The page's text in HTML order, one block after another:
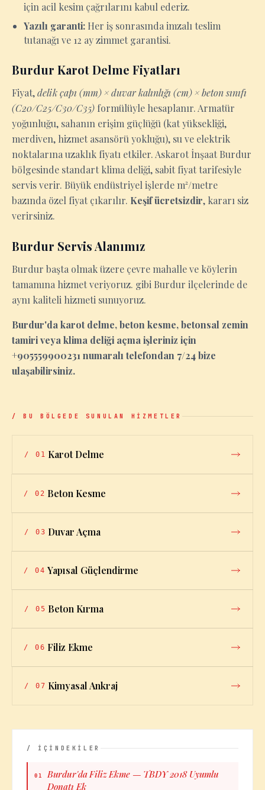
için acil kesim çağrılarını kabul ederiz.
Yazılı garanti: Her iş sonrasında imzalı teslim
tutanağı ve 12 ay zimmet garantisi.
Burdur Karot Delme Fiyatları
Fiyat,delik çapı (mm) × duvar kalınlığı (cm) × beton sınıfı
(C20/C25/C30/C35) formülüyle hesaplanır. Armatür
yoğunluğu, sahanın erişim güçlüğü (kat yüksekliği,
merdiven, hizmet asansörü yokluğu), su ve elektrik
noktalarına uzaklık fiyatı etkiler. Askarot İnşaat Burdur
bölgesinde standart klima deliği, sabit fiyat tarifesiyle
servis verir. Büyük endüstriyel işlerde m²/metre
bazında özel fiyat çıkarılır. Keşif ücretsizdir, kararı siz
verirsiniz.
Burdur Servis Alanımız
Burdur başta olmak üzere çevre mahalle ve köylerin
tamamına hizmet veriyoruz. gibi Burdur ilçelerinde de
aynı kaliteli hizmeti sunuyoruz.
Burdur'da karot delme, beton kesme, betonsal zemin
tamiri veya klima deliği açma işleriniz için
+905559900231 numaralı telefondan 7/24 bize
ulaşabilirsiniz.
/ BU BÖLGEDE SUNULAN HİZMETLER
/ 01 Karot Delme
/ 02 Beton Kesme
/ 03 Duvar Açma
/ 04 Yapısal Güçlendirme
/ 05 Beton Kırma
/ 06 Filiz Ekme
/ 07 Kimyasal Ankraj
/ İÇİNDEKİLER
01
Burdur'da Filiz Ekme — TBDY 2018 Uyumlu
Donatı Ek